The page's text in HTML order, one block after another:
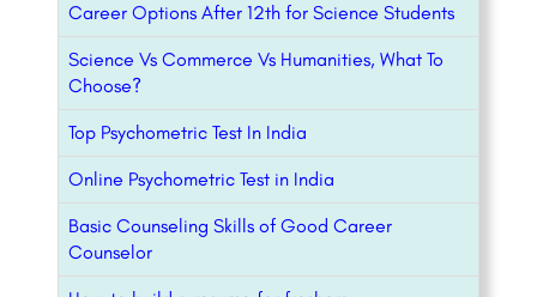
Career Options After 12th for Science Students
Science Vs Commerce Vs Humanities, What To
Choose?
Top Psychometric Test In India
Online Psychometric Test in India
Basic Counseling Skills of Good Career
Counselor